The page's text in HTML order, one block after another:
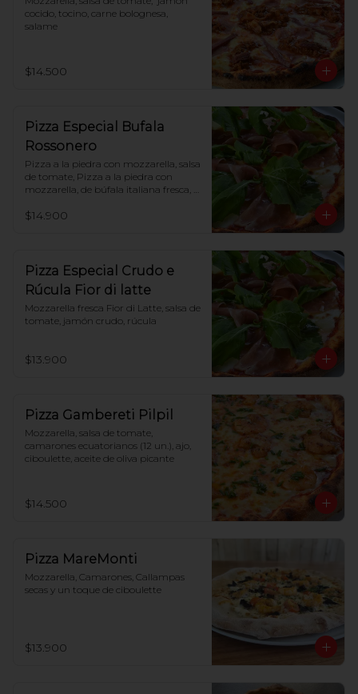
cocido, tocino, carne bolognesa,
salame
$14.500
Pizza Especial Bufala
Rossonero
Pizza a la piedra con mozzarella, salsa
de tomate, Pizza a la piedra con
mozzarella, de búfala italiana fresca,
$14.900
Pizza Especial Crudo e
Rúcula Fior di latte
Mozzarella fresca Fior di Latte, salsa de
tomate, jamón crudo, rúcula
$13.900
Pizza Gambereti Pilpil
Mozzarella, salsa de tomate,
camarones ecuatorianos (12 un.), ajo,
ciboulette, aceite de oliva picante
$14.500
Pizza MareMonti
Mozzarella, Camarones, Callampas
secas y un toque de ciboulette
$13.900